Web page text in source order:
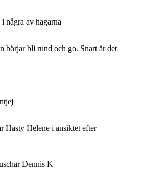
några av hagarna
börjar bli rund och go. Snart är det
Hasty Helene i ansiktet efter
Dennis K